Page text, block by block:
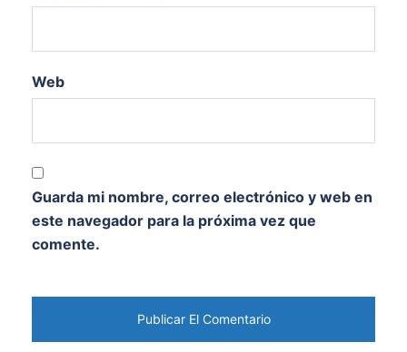
Web
Guarda mi nombre, correo electrónico y web en
este navegador para la próxima vez que
comente.